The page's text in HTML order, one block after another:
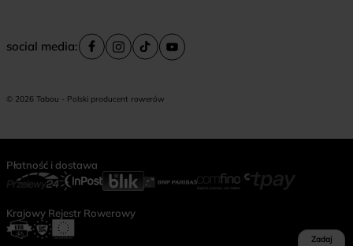
social media:
© 2026 Tabou - Polski producent rowerów
Płatność i dostawa
Krajowy Rejestr Rowerowy
Zadaj